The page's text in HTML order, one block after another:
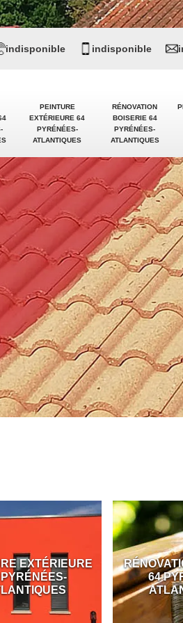
PEINTURE
EXTÉRIEURE 64
PYRÉNÉES-
ATLANTIQUES
RÉNOVATION
BOISERIE 64
PYRÉNÉES-
ATLANTIQUES
indisponible indisponible
BOISERIE
PYRÉNÉES-
PEINTURE
DE VOLET